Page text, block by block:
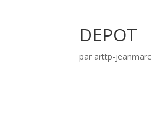
DEPOT
par arttp-jeanmarc